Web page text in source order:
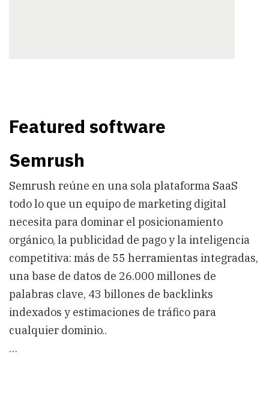
Featured software
Semrush
Semrush reúne en una sola plataforma SaaS
todo lo que un equipo de marketing digital
necesita para dominar el posicionamiento
orgánico, la publicidad de pago y la inteligencia
competitiva: más de 55 herramientas integradas,
una base de datos de 26.000 millones de
palabras clave, 43 billones de backlinks
indexados y estimaciones de tráfico para
cualquier dominio..
…